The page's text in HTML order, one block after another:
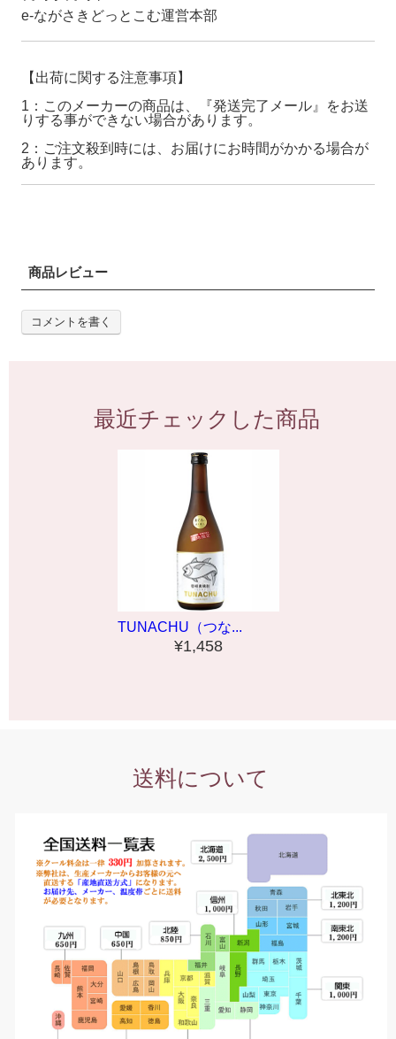
e-ながさきどっとこむ運営本部
【出荷に関する注意事項】
1：このメーカーの商品は、『発送完了メール』をお送
りする事ができない場合があります。
2：ご注文殺到時には、お届けにお時間がかかる場合が
あります。
商品レビュー
コメントを書く
最近チェックした商品
TUNACHU（つな...
¥1,458
送料について